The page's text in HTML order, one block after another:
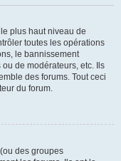
plus haut niveau de
toutes les opérations
le bannissement
de modérateurs, etc. Ils
des forums. Tout ceci
du forum.
des groupes